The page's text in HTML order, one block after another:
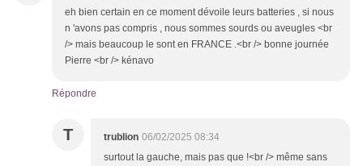
eh bien certain en ce moment dévoile leurs batteries , si nous
n 'avons pas compris , nous sommes sourds ou aveugles <br
/> mais beaucoup le sont en FRANCE .<br /> bonne journée
Pierre <br /> kénavo
Répondre
T trublion 06/02/2025 08:34
surtout la gauche, mais pas que !<br /> même sans